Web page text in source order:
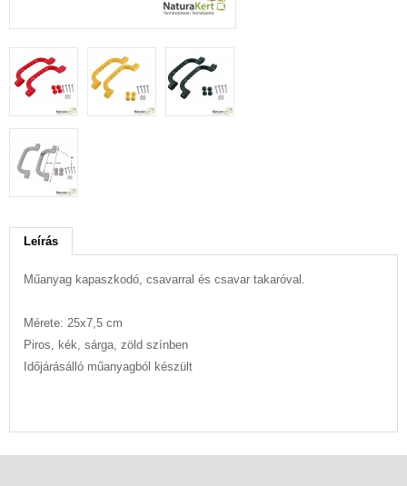
Leírás
Műanyag kapaszkodó, csavarral és csavar takaróval.
Mérete: 25x7,5 cm
Piros, kék, sárga, zöld színben
Időjárásálló műanyagból készült